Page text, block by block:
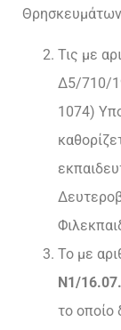
Θρησκευμάτων
Τις με
Δ5/710/
1074)
Το με
Ν1/
το οποίο